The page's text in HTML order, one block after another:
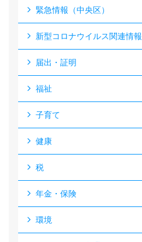
緊急情報（中央区）
新型コロナウイルス関連情報
届出・証明
福祉
子育て
健康
税
年金・保険
環境